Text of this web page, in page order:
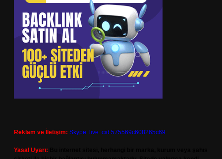
Reklam ve İletişim: Skype: live:.cid.575569c608265c69
Yasal Uyarı: